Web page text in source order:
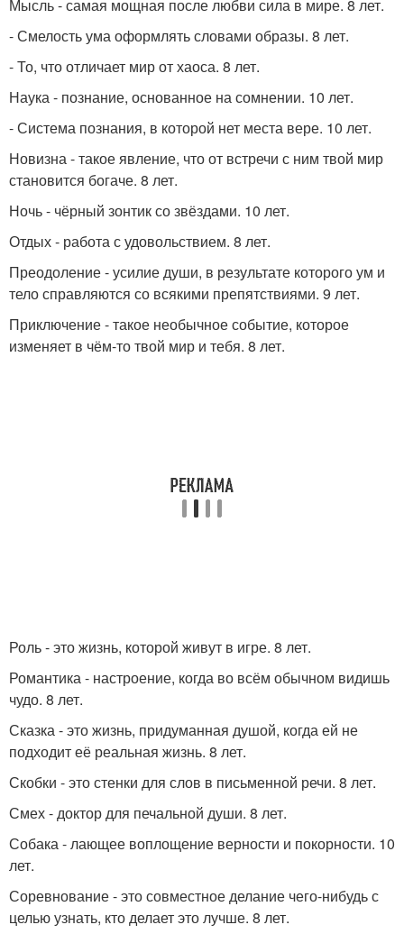
Мысль - самая мощная после любви сила в мире. 8 лет.
- Смелость ума оформлять словами образы. 8 лет.
- То, что отличает мир от хаоса. 8 лет.
Наука - познание, основанное на сомнении. 10 лет.
- Система познания, в которой нет места вере. 10 лет.
Новизна - такое явление, что от встречи с ним твой мир
становится богаче. 8 лет.
Ночь - чёрный зонтик со звёздами. 10 лет.
Отдых - работа с удовольствием. 8 лет.
Преодоление - усилие души, в результате которого ум и
тело справляются со всякими препятствиями. 9 лет.
Приключение - такое необычное событие, которое
изменяет в чём-то твой мир и тебя. 8 лет.
Роль - это жизнь, которой живут в игре. 8 лет.
Романтика - настроение, когда во всём обычном видишь
чудо. 8 лет.
Сказка - это жизнь, придуманная душой, когда ей не
подходит её реальная жизнь. 8 лет.
Скобки - это стенки для слов в письменной речи. 8 лет.
Смех - доктор для печальной души. 8 лет.
Собака - лающее воплощение верности и покорности. 10
лет.
Соревнование - это совместное делание чего-нибудь с
целью узнать, кто делает это лучше. 8 лет.